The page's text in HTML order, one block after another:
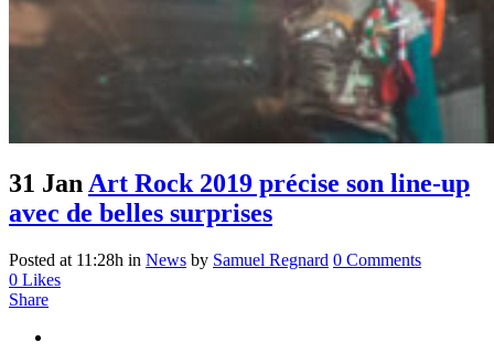
31 JanArt Rock 2019 précise son line-up
avec de belles surprises
Posted at 11:28h in News by Samuel Regnard 0 Comments
0 Likes
Share